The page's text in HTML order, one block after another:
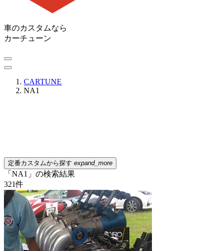
車のカスタムなら
カーチューン
CARTUNE
NA1
定番カスタムから探す expand_more
「NA1」の検索結果
321件